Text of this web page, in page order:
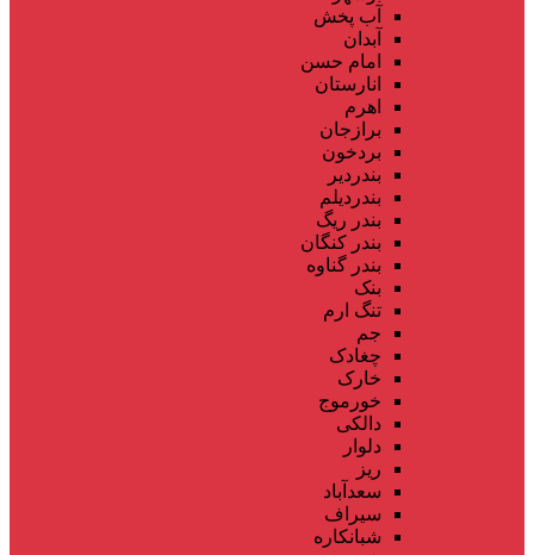
آب پخش
آبدان
امام حسن
انارستان
اهرم
برازجان
بردخون
بندردیر
بندردیلم
بندر ریگ
بندر کنگان
بندر گناوه
بنک
تنگ ارم
جم
چغادک
خارک
خورموج
دالکی
دلوار
ریز
سعدآباد
سیراف
شبانکاره